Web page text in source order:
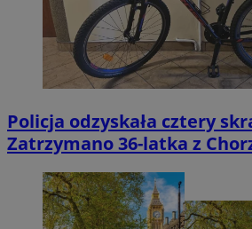
Policja odzyskała cztery
Zatrzymano 36-latka z